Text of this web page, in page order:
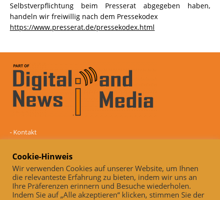
Selbstverpflichtung beim Presserat abgegeben haben,
handeln wir freiwillig nach dem Pressekodex
https://www.presserat.de/pressekodex.html
- Kontakt
Datenschutz
-Impressum
Online und unabhängig seit 2005
Auch, wenn wir derzeit noch keine (kostenpflichtige)
Cookie-Hinweis
Wir verwenden Cookies auf unserer Website, um Ihnen
die relevanteste Erfahrung zu bieten, indem wir uns an
Ihre Präferenzen erinnern und Besuche wiederholen.
Indem Sie auf „Alle akzeptieren“ klicken, stimmen Sie der